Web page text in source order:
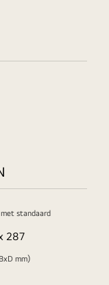
standaard
287
mm)